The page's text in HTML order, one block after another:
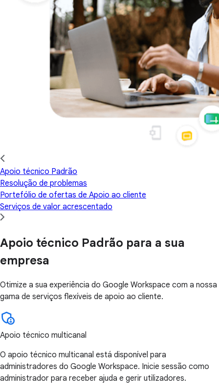
Apoio técnico Padrão
Resolução de problemas
Portefólio de ofertas de Apoio ao cliente
Serviços de valor acrescentado
Apoio técnico Padrão para a sua
empresa
Otimize a sua experiência do Google Workspace com a nossa
gama de serviços flexíveis de apoio ao cliente.
Apoio técnico multicanal
O apoio técnico multicanal está disponível para
administradores do Google Workspace. Inicie sessão como
administrador para receber ajuda e gerir utilizadores.